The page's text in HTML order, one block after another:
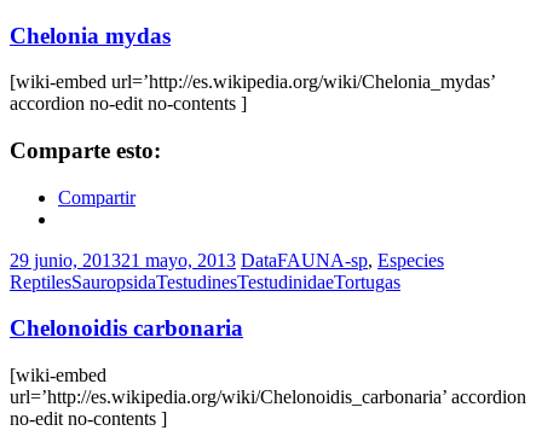
Chelonia mydas
[wiki-embed url=’http://es.wikipedia.org/wiki/Chelonia_mydas’
accordion no-edit no-contents ]
Comparte esto:
Compartir
29 junio, 201321 mayo, 2013 DataFAUNA-sp, Especies
ReptilesSauropsidaTestudinesTestudinidaeTortugas
Chelonoidis carbonaria
[wiki-embed
url=’http://es.wikipedia.org/wiki/Chelonoidis_carbonaria’ accordion
no-edit no-contents ]